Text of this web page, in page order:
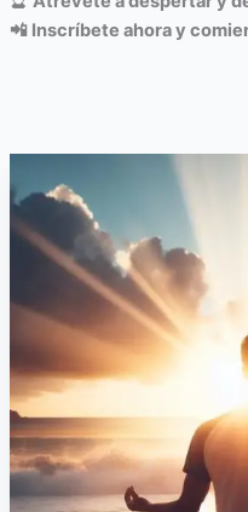
📲 Inscríbete ahora y